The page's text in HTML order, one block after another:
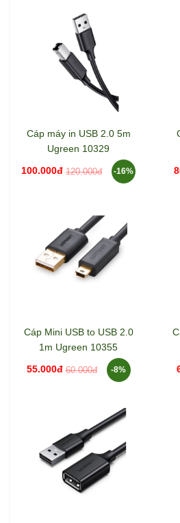
Cáp máy in USB 2.0 5m
Ugreen 10329
100.000đ 120.000đ -16%
Cáp Mini USB to USB 2.0
1m Ugreen 10355
55.000đ 60.000đ -8%